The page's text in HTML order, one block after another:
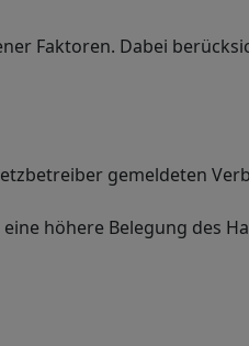
Faktoren. Dabei
gemeldeten
höhere Belegung des